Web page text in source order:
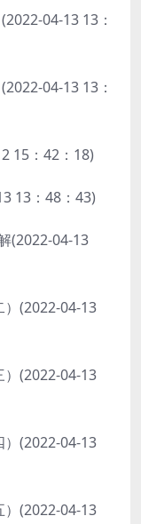
04-13 13：
04-13 13：
15：42：18)
13：48：43)
(2022-04-13
）(2022-04-13
）(2022-04-13
）(2022-04-13
）(2022-04-13